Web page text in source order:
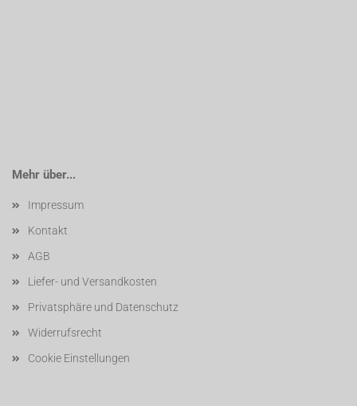
Mehr über...
Impressum
Kontakt
AGB
Liefer- und Versandkosten
Privatsphäre und Datenschutz
Widerrufsrecht
Cookie Einstellungen